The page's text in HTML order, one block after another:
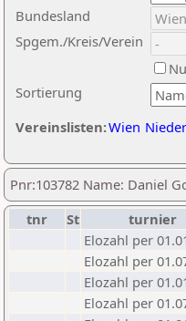
Sortierung
Bundesland
Spgem./Kreis/Verein
Vereinslisten:Wien
Pnr:103782 Name: Daniel
tnr
St turnier
Elozahl per
Elozahl per
Elozahl per
Elozahl per